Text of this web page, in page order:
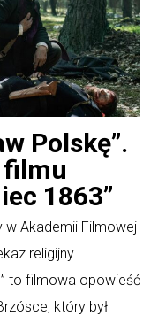
Polskę”.
filmu
1863”
w Akademii Filmowej
religijny.
to filmowa opowieść
który był